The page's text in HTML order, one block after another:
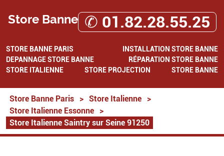
Store Banne ✆ 01.82.28.55.25
STORE BANNE PARIS
INSTALLATION STORE BANNE
DEPANNAGE STORE BANNE
RÉPARATION STORE BANNE
STORE ITALIENNE
STORE PROJECTION STORE BANNE
Store Banne Paris > Store Italienne
>
Store Italienne Essonne
>
Store Italienne Saintry sur Seine 91250